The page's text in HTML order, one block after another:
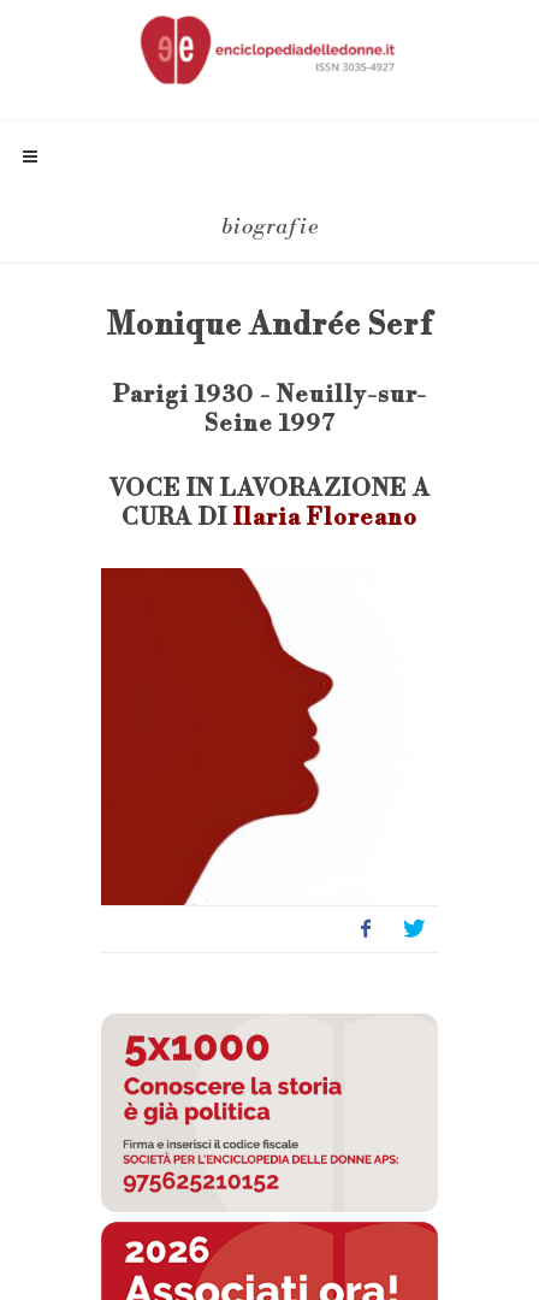
biografie
Monique Andrée Serf
Parigi 1930 - Neuilly-sur-
Seine 1997
VOCE IN LAVORAZIONE A
CURA DI Ilaria Floreano